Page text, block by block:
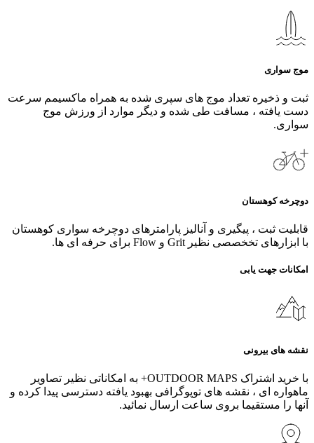
موج سواری
ثبت و ذخیره تعداد موج های سپری شده به همراه ماکسیمم سرعت
دست یافته ، مسافت طی شده و دیگر موارد از ورزش موج
سواری.
دوچرخه کوهستان
قابلیت ثبت ، پیگیری و آنالیز پارامترهای دوچرخه سواری کوهستان
با ابزارهای تخخصصی نظیر Grit و Flow برای حرفه ای ها.
امکانات جهت یابی
نقشه های بیرونی
با خرید اشتراک OUTDOOR MAPS+ به امکاناتی نظیر تصاویر
ماهواره ای ، نقشه های توپوگرافی بهبود یافته دسترسی پیدا کرده و
آنها را مستقیما بروی ساعت ارسال نمائید.